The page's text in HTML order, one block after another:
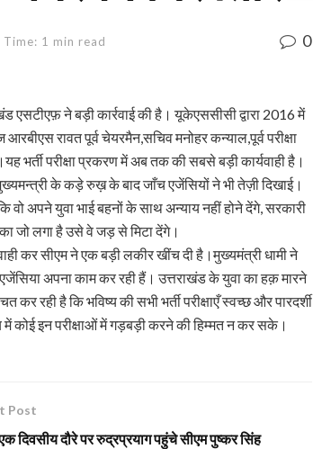
Time: 1 min read 0
एसटीएफ़ ने बड़ी कार्रवाई की है। यूकेएससीसी द्वारा 2016 में
रावत पूर्व चेयरमैन,सचिव मनोहर कन्याल,पूर्व परीक्षा
भर्ती परीक्षा प्रकरण में अब तक की सबसे बड़ी कार्यवाही है।
के कड़े रुख़ के बाद जाँच एजेंसियों ने भी तेज़ी दिखाई।
वो अपने युवा भाई बहनों के साथ अन्याय नहीं होने देंगे, सरकारी
का जो लगा है उसे वे जड़ से मिटा देंगे।
कर सीएम ने एक बड़ी लकीर खींच दी है।मुख्यमंत्री धामी ने
अपना काम कर रही हैं। उत्तराखंड के युवा का हक़ मारने
कर रही है कि भविष्य की सभी भर्ती परीक्षाएँ स्वच्छ और पारदर्शी
में कोई इन परीक्षाओं में गड़बड़ी करने की हिम्मत न कर सके।
Post
दिवसीय दौरे पर रुद्रप्रयाग पहुंचे सीएम पुष्कर सिंह